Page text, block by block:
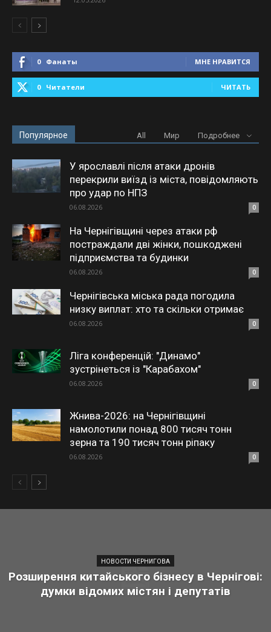
0 Фанаты МНЕ НРАВИТСЯ
0 Читатели ЧИТАТЬ
Популярное All Мир Подробнее
У ярославлі після атаки дронів
перекрили виїзд із міста, повідомляють
про удар по НПЗ
06.08.2026 0
На Чернігівщині через атаки рф
постраждали дві жінки, пошкоджені
підприємства та будинки
06.08.2026 0
Чернігівська міська рада погодила
низку виплат: хто та скільки отримає
06.08.2026 0
Ліга конференцій: "Динамо"
зустрінеться із "Карабахом"
06.08.2026 0
Жнива-2026: на Чернігівщині
намолотили понад 800 тисяч тонн
зерна та 190 тисяч тонн ріпаку
06.08.2026 0
НОВОСТИ ЧЕРНИГОВА
Розширення китайського бізнесу в Чернігові:
думки відомих містян і депутатів